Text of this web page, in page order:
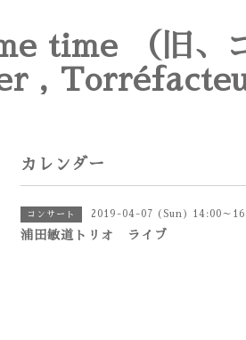
time （旧、
,
カレンダー
コンサート 2019-04-07 (Sun) 14:00～
浦田敏道トリオ ライブ